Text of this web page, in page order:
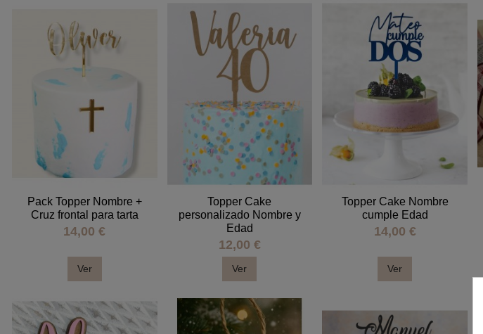
Pack Topper Nombre +
Cruz frontal para tarta
14,00 €
Ver
Topper Cake
personalizado Nombre y
Edad
12,00 €
Ver
Topper Cake Nombre
cumple Edad
14,00 €
Ver